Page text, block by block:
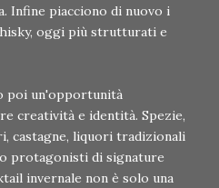
Infine piacciono di nuovo i
oggi più strutturati e
poi un'opportunità
creatività e identità. Spezie,
castagne, liquori tradizionali
protagonisti di signature
invernale non è solo una